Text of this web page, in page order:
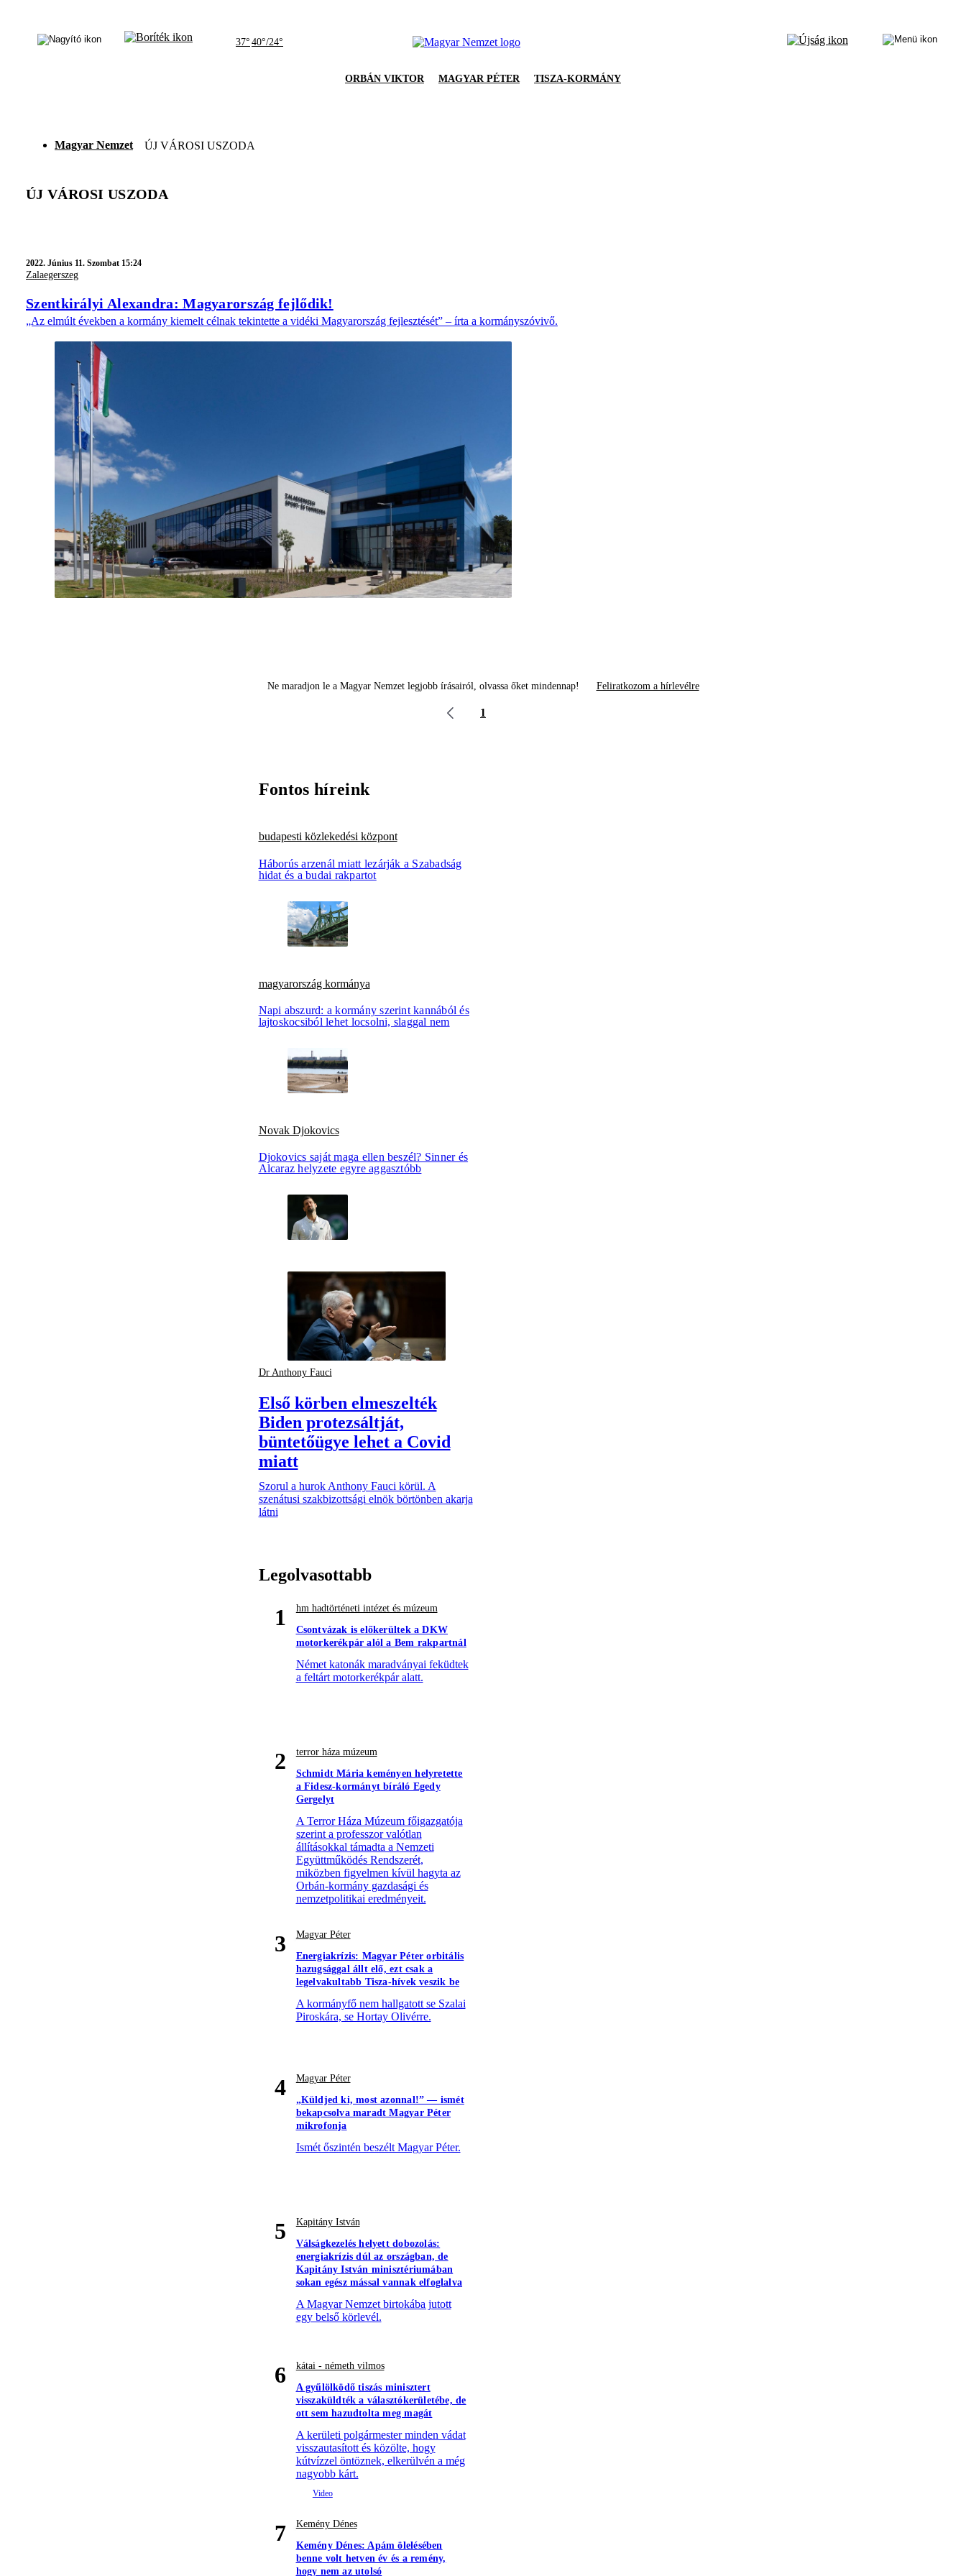
37° 40°/24°
ORBÁN VIKTOR MAGYAR PÉTER TISZA-KORMÁNY
Magyar Nemzet ÚJ VÁROSI USZODA
ÚJ VÁROSI USZODA
2022. Június 11. Szombat 15:24
Zalaegerszeg
Szentkirályi Alexandra: Magyarország fejlődik!
„Az elmúlt években a kormány kiemelt célnak tekintette a vidéki Magyarország fejlesztését” – írta a kormányszóvivő.
Ne maradjon le a Magyar Nemzet legjobb írásairól, olvassa őket mindennap! Feliratkozom a hírlevélre
1
Fontos híreink
budapesti közlekedési központ
Háborús arzenál miatt lezárják a Szabadság
hidat és a budai rakpartot
magyarország kormánya
Napi abszurd: a kormány szerint kannából és
lajtoskocsiból lehet locsolni, slaggal nem
Novak Djokovics
Djokovics saját maga ellen beszél? Sinner és
Alcaraz helyzete egyre aggasztóbb
Dr Anthony Fauci
Első körben elmeszelték
Biden protezsáltját,
büntetőügye lehet a Covid
miatt
Szorul a hurok Anthony Fauci körül. A
szenátusi szakbizottsági elnök börtönben akarja
látni
Legolvasottabb
1
hm hadtörténeti intézet és múzeum
Csontvázak is előkerültek a DKW
motorkerékpár alól a Bem rakpartnál
Német katonák maradványai feküdtek
a feltárt motorkerékpár alatt.
2
terror háza múzeum
Schmidt Mária keményen helyretette
a Fidesz-kormányt bíráló Egedy
Gergelyt
A Terror Háza Múzeum főigazgatója
szerint a professzor valótlan
állításokkal támadta a Nemzeti
Együttműködés Rendszerét,
miközben figyelmen kívül hagyta az
Orbán-kormány gazdasági és
nemzetpolitikai eredményeit.
3
Magyar Péter
Energiakrízis: Magyar Péter orbitális
hazugsággal állt elő, ezt csak a
legelvakultabb Tisza-hívek veszik be
A kormányfő nem hallgatott se Szalai
Piroskára, se Hortay Olivérre.
4
Magyar Péter
„Küldjed ki, most azonnal!” — ismét
bekapcsolva maradt Magyar Péter
mikrofonja
Ismét őszintén beszélt Magyar Péter.
5
Kapitány István
Válságkezelés helyett dobozolás:
energiakrízis dúl az országban, de
Kapitány István minisztériumában
sokan egész mással vannak elfoglalva
A Magyar Nemzet birtokába jutott
egy belső körlevél.
6
kátai - németh vilmos
A gyűlölködő tiszás minisztert
visszaküldték a választókerületébe, de
ott sem hazudtolta meg magát
A kerületi polgármester minden vádat
visszautasított és közölte, hogy
kútvízzel öntöznek, elkerülvén a még
nagyobb kárt.
7
Kemény Dénes
Kemény Dénes: Apám ölelésében
benne volt hetven év és a remény,
hogy nem az utolsó